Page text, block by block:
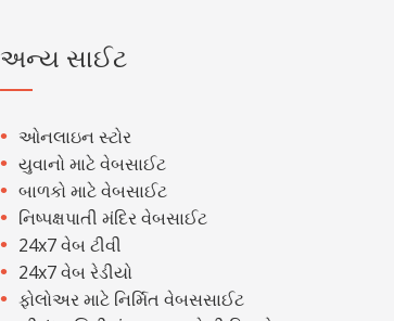
અન્ય સાઈટ
ઓનલાઇન સ્ટોર
યુવાનો માટે વેબસાઈટ
બાળકો માટે વેબસાઈટ
નિષ્પક્ષપાતી મંદિર વેબસાઈટ
24x7 વેબ ટીવી
24x7 વેબ રેડીયો
ફોલોઅર માટે નિર્મિત વેબસસાઈટ